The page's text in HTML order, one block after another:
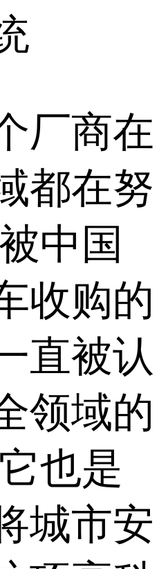
厂商在
都在努
中国
收购的
直被认
领域的
也是
城市安